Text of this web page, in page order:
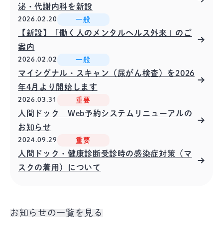
泌・代謝内科を新設
2026.02.20 一般
【新設】「働く人のメンタルヘルス外来」のご
案内
2026.02.02 一般
マイシグナル・スキャン（尿がん検査）を2026
年4月より開始します
2026.03.31 重要
人間ドック Web予約システムリニューアルの
お知らせ
2024.09.29 重要
人間ドック・健康診断受診時の感染症対策（マ
スクの着用）について
お知らせの一覧を見る